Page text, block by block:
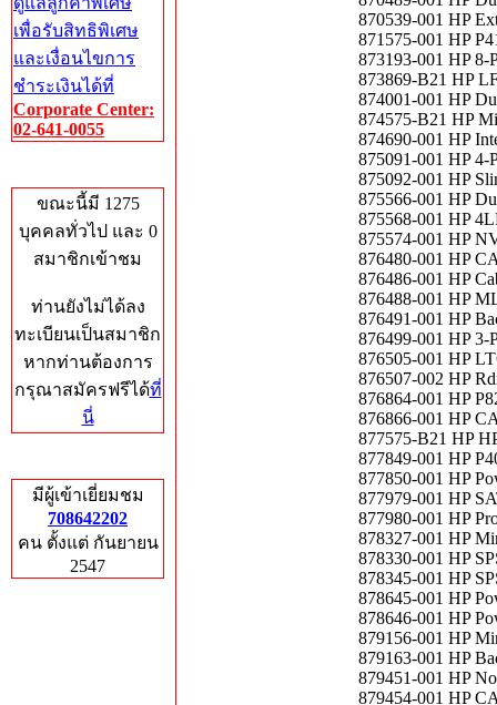
เพื่อรับสิทธิพิเศษ
และเงื่อนไขการ
ชำระเงินได้ที่
Corporate Center:
02-641-0055
ขณะนี้มี 1275
บุคคลทั่วไป และ 0
สมาชิกเข้าชม
ท่านยังไม่ได้ลง
ทะเบียนเป็นสมาชิก
หากท่านต้องการ
กรุณาสมัครฟรีได้ที่
นี่
มีผู้เข้าเยี่ยมชม
708642202
คน ตั้งแต่ กันยายน
2547
870539-001 HP
871575-001 HP
873193-001 HP
873869-B21 HP
874001-001 HP
874575-B21 HP
874690-001 HP
875091-001 HP
875092-001 HP
875566-001 HP
875568-001 HP
875574-001 HP
876480-001 HP
876486-001 HP
876488-001 HP
876491-001 HP
876499-001 HP
876505-001 HP
876507-002 HP
876864-001 HP
876866-001 HP
877575-B21 HP
877849-001 HP
877850-001 HP
877979-001 HP
877980-001 HP
878327-001 HP
878330-001 HP
878345-001 HP
878645-001 HP
878646-001 HP
879156-001 HP
879163-001 HP
879451-001 HP
879454-001 HP